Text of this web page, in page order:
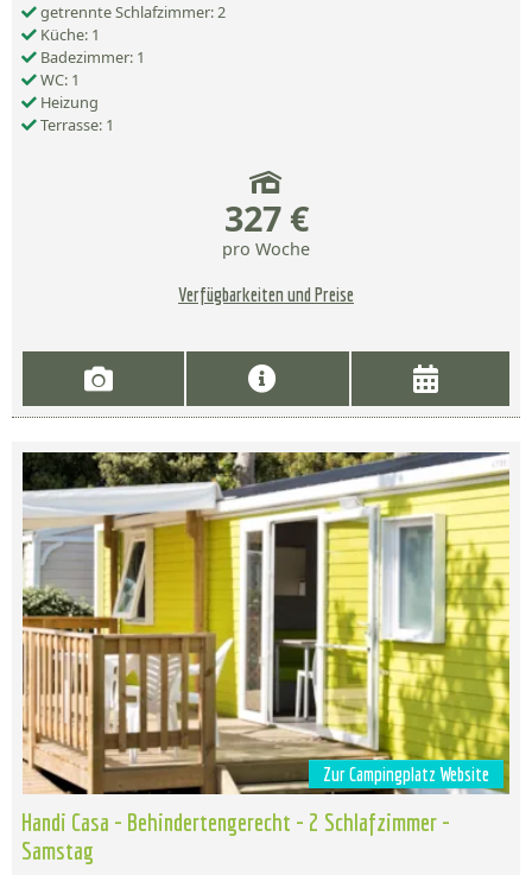
getrennte Schlafzimmer: 2
Küche: 1
Badezimmer: 1
WC: 1
Heizung
Terrasse: 1
327 €
pro Woche
Verfügbarkeiten und Preise
Zur Campingplatz Website
Handi Casa - Behindertengerecht - 2 Schlafzimmer -
Samstag